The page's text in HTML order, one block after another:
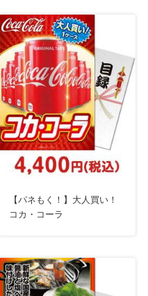
【パネもく！】大人買い！
コカ・コーラ